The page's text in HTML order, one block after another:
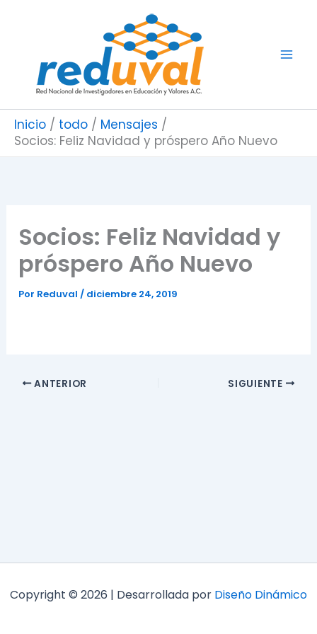
Inicio todo
Mensajes
Socios: Feliz Navidad y próspero Año Nuevo
Socios: Feliz Navidad y
próspero Año Nuevo
Por Reduval / diciembre 24, 2019
ANTERIOR SIGUIENTE
Copyright © 2026 | Desarrollada por Diseño Dinámico